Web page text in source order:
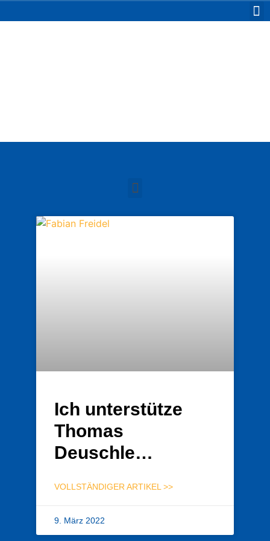
Ich unterstütze
Thomas
Deuschle…
VOLLSTÄNDIGER ARTIKEL >>
9. März 2022